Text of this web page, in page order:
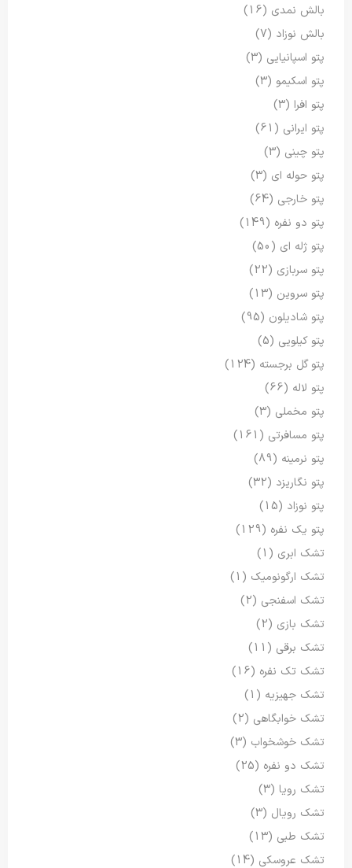
بالش نمدی (16)
بالش نوزاد (7)
پتو اسپانیایی (3)
پتو اسکیمو (3)
پتو افرا (3)
پتو ایرانی (61)
پتو چینی (3)
پتو حوله ای (3)
پتو خارجی (64)
پتو دو نفره (149)
پتو ژله ای (50)
پتو سربازی (22)
پتو سروین (13)
پتو شادیلون (95)
پتو کیلویی (5)
پتو گل برجسته (124)
پتو لاله (66)
پتو مخملی (3)
پتو مسافرتی (161)
پتو نرمینه (89)
پتو نگاریزد (32)
پتو نوزاد (15)
پتو یک نفره (129)
تشک ابری (1)
تشک ارگونومیک (1)
تشک اسفنجی (2)
تشک بازی (2)
تشک برقی (11)
تشک تک نفره (16)
تشک جهیزیه (1)
تشک خوابگاهی (2)
تشک خوشخواب (3)
تشک دو نفره (25)
تشک رویا (3)
تشک رویال (3)
تشک طبی (13)
تشک عروسکی (14)